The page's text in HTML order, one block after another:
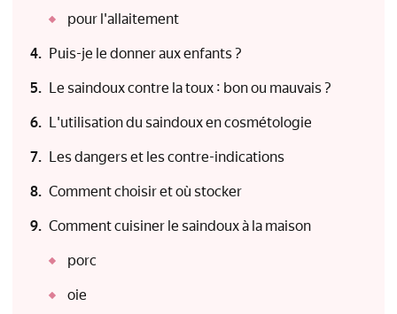
pour l'allaitement
Puis-je le donner aux enfants ?
Le saindoux contre la toux : bon ou mauvais ?
L'utilisation du saindoux en cosmétologie
Les dangers et les contre-indications
Comment choisir et où stocker
Comment cuisiner le saindoux à la maison
porc
oie